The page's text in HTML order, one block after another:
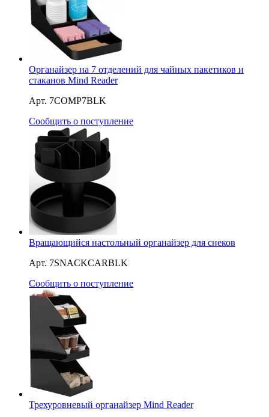
Органайзер на 7 отделений для чайных пакетиков и
стаканов Mind Reader
Арт. 7COMP7BLK
Сообщить о поступление
Вращающийся настольный органайзер для снеков
Арт. 7SNACKCARBLK
Сообщить о поступление
Трехуровневый органайзер Mind Reader